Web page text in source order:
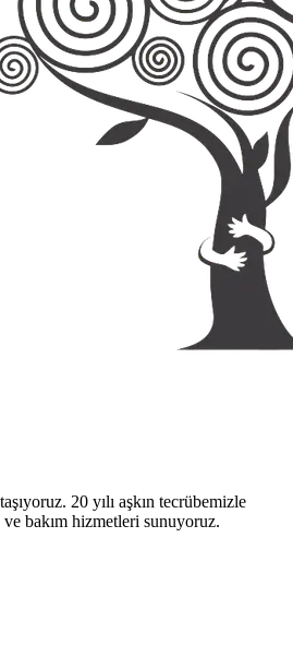
20 yılı aşkın tecrübemizle
bakım hizmetleri sunuyoruz.